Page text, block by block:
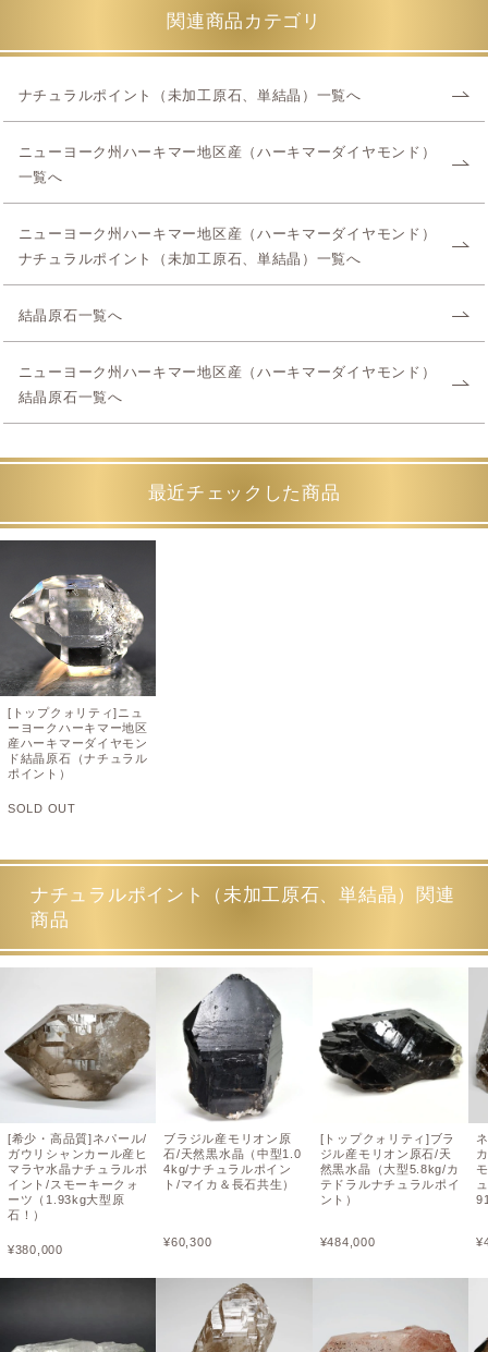
関連商品カテゴリ
ナチュラルポイント（未加工原石、単結晶）一覧へ
ニューヨーク州ハーキマー地区産（ハーキマーダイヤモンド）
一覧へ
ニューヨーク州ハーキマー地区産（ハーキマーダイヤモンド）
ナチュラルポイント（未加工原石、単結晶）一覧へ
結晶原石一覧へ
ニューヨーク州ハーキマー地区産（ハーキマーダイヤモンド）
結晶原石一覧へ
最近チェックした商品
[トップクォリティ]ニュ
ーヨークハーキマー地区
産ハーキマーダイヤモン
ド結晶原石（ナチュラル
ポイント）
SOLD OUT
ナチュラルポイント（未加工原石、単結晶）関連
商品
[希少・高品質]ネパール/
ガウリシャンカール産ヒ
マラヤ水晶ナチュラルポ
イント/スモーキークォ
ーツ（1.93kg大型原
石！）
¥380,000
ブラジル産モリオン原
石/天然黒水晶（中型1.0
4kg/ナチュラルポイン
ト/マイカ＆長石共生）
¥60,300
[トップクォリティ]ブラ
ジル産モリオン原石/天
然黒水晶（大型5.8kg/カ
テドラルナチュラルポイ
ント）
¥484,000 ¥